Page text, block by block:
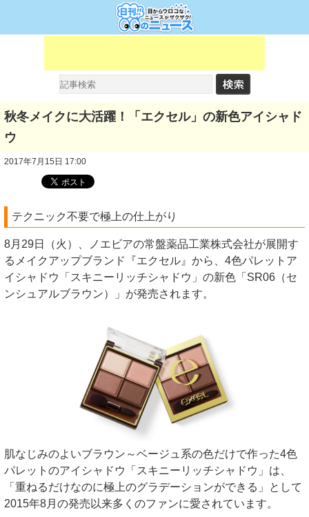
秋冬メイクに大活躍！「エクセル」の新色アイシャド
ウ
2017年7月15日 17:00
テクニック不要で極上の仕上がり
8月29日（火）、ノエビアの常盤薬品工業株式会社が展開す
るメイクアップブランド『エクセル』から、4色パレットア
イシャドウ「スキニーリッチシャドウ」の新色「SR06（セ
ンシュアルブラウン）」が発売されます。
肌なじみのよいブラウン～ベージュ系の色だけで作った4色
パレットのアイシャドウ「スキニーリッチシャドウ」は、
「重ねるだけなのに極上のグラデーションができる」として
2015年8月の発売以来多くのファンに愛されています。